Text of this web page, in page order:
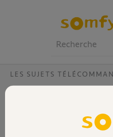
Volet
LES SUJETS
Programmation